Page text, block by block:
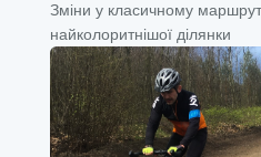
Зміни у класичному
найколоритнішої ділянки